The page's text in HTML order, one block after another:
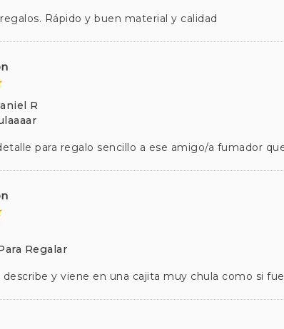
Rápido y buen material y calidad
R
para regalo sencillo a ese amigo/a fumador
Regalar
describe y viene en una cajita muy chula como si